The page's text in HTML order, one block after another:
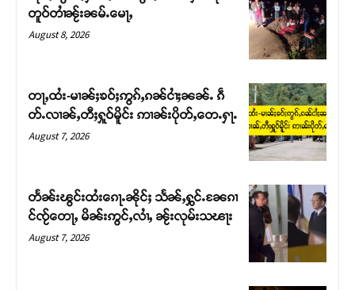
တႃႇႁႂ်ႈသဵင်ၵၢင်ၸႂ်ၵူၼ်းမိူင်း ၵူႈတီႈၵူႈလႅၼ်ပေႃးတေၸွ
တ်ႇ တူဝ်ႈလုမ်ႈၾႃႉၼၼ်ႉ ၶဝ်ႈႁူမ်ႈၵမ်ႉထႅမ် ၸုမ်းၶၢ
ဝ်ႇၽူႈတွႆႇႁွၵ်ႈ လႆႈယူႇၶႃႈဢေႃႈ။
တူဝ်တၢႆၼႂ်းၼမ်ႉမေႃႇ
August 8, 2026
တႃႇထႆး-မၢၼ်ႈၶဝ်ႈဢွၵ်ႇၵၼ်ငၢႆႈၼၼ်ႉ ၵဵ
တ်ႉလၢၼ်ႇတီႈႁူဝ်မိူင်း ဢၢၼ်းပိုတ်ႇတေႉႁႃႉ
August 7, 2026
တႅၼ်းၽွင်းထႆးၵေႃႉၼိုင်ႈ သႅၼ်ႇႁွင်ႉၼႄၵၢ
င်ၸႂ်တေႃႇ မိၼ်းဢွင်ႇလၢႆႇ ၼႂ်းလုမ်းသၽႃး
August 7, 2026